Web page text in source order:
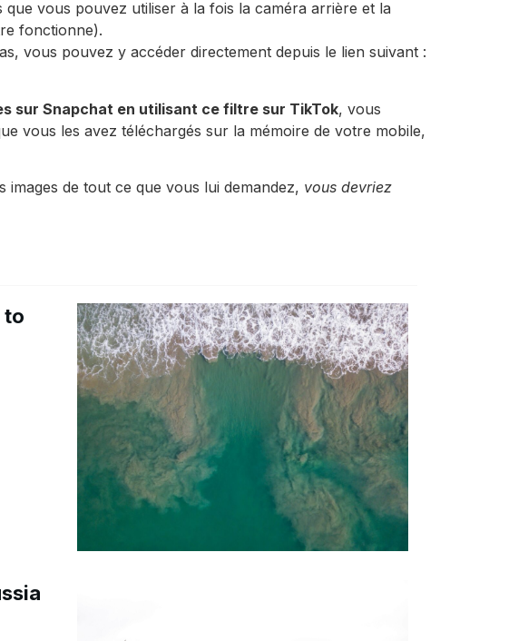
que vous pouvez utiliser à la fois la caméra arrière et la
fonctionne).
vous pouvez y accéder directement depuis le lien suivant :
sur Snapchat en utilisant ce filtre sur TikTok, vous
vous les avez téléchargés sur la mémoire de votre mobile,
images de tout ce que vous lui demandez, vous devriez
to